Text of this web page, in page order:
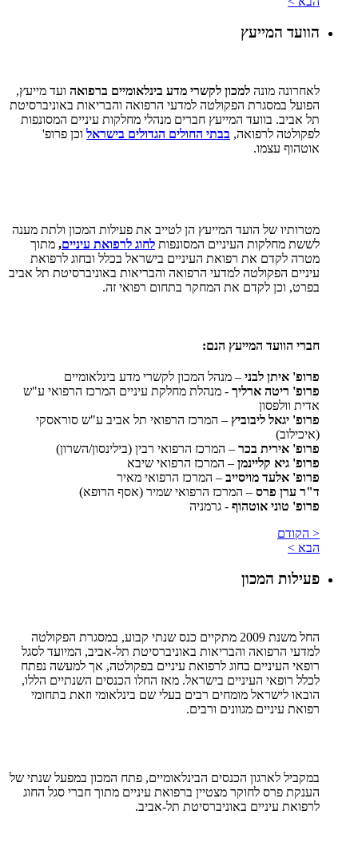
הוועד המייעץ
לאחרונה מונה למכון לקשרי מדע בינלאומיים ברפואה ועד מייעץ,
הפועל במסגרת הפקולטה למדעי הרפואה והבריאות באוניברסיטת
תל אביב. בוועד המייעץ חברים מנהלי מחלקות עיניים המסונפות
לפקולטה לרפואה, בבתי החולים הגדולים בישראל וכן פרופ'
אוטהוף עצמו.
מטרותיו של הועד המייעץ הן לטייב את פעילות המכון ולתת מענה
לששת מחלקות העיניים המסונפות לחוג לרפואת עיניים, מתוך
מטרה לקדם את רפואת העיניים בישראל בכלל ובחוג לרפואת
עיניים הפקולטה למדעי הרפואה והבריאות באוניברסיטת תל אביב
בפרט, וכן לקדם את המחקר בתחום רפואי זה.
חברי הוועד המייעץ הנם:
פרופ' איתן לבני – מנהל המכון לקשרי מדע בינלאומיים
פרופ' ריטה ארליך - מנהלת מחלקת עיניים המרכז הרפואי ע"ש
אדית וולפסון
פרופ' יגאל ליבוביץ – המרכז הרפואי תל אביב ע"ש סוראסקי
(איכילוב)
פרופ' אירית בכר – המרכז הרפואי רבין (בילינסון/השרון)
פרופ' גיא קליינמן – המרכז הרפואי שיבא
פרופ' אלעד מויסייב – המרכז הרפואי מאיר
ד"ר ערן פרס – המרכז הרפואי שמיר (אסף הרופא)
פרופ' טוני אוטהוף - גרמניה
< הקודם
הבא >
פעילות המכון
החל משנת 2009 מתקיים כנס שנתי קבוע, במסגרת הפקולטה
למדעי הרפואה והבריאות באוניברסיטת תל-אביב, המיועד לסגל
רופאי העיניים בחוג לרפואת עיניים בפקולטה, אך למעשה נפתח
לכלל רופאי העיניים בישראל. מאז החלו הכנסים השנתיים הללו,
הובאו לישראל מומחים רבים בעלי שם בינלאומי וזאת בתחומי
רפואת עיניים מגוונים ורבים.
במקביל לארגון הכנסים הבינלאומיים, פתח המכון במפעל שנתי של
הענקת פרס לחוקר מצטיין ברפואת עיניים מתוך חברי סגל החוג
לרפואת עיניים באוניברסיטת תל-אביב.